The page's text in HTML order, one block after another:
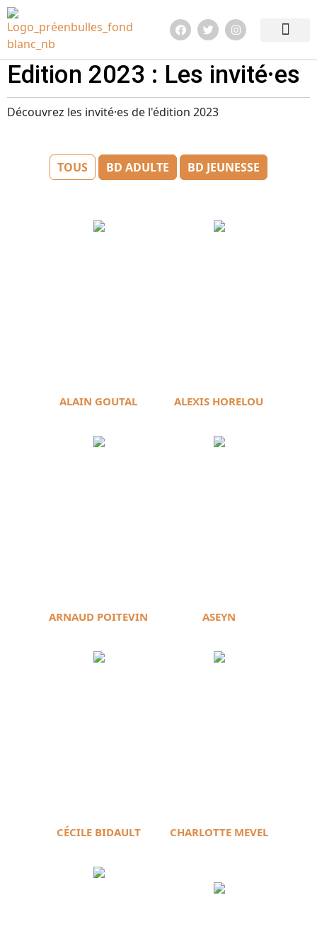
Edition 2023 : Les invité·es
Découvrez les invité·es de l'édition 2023
TOUS BD ADULTE BD JEUNESSE
ALAIN GOUTAL ALEXIS HORELOU
ARNAUD POITEVIN ASEYN
CÉCILE BIDAULT CHARLOTTE MEVEL